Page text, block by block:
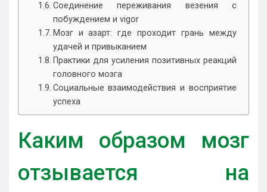
Соединение переживания везения с
побуждением и vigor
Мозг и азарт: где проходит грань между
удачей и привыканием
Практики для усиления позитивных реакций
головного мозга
Социальные взаимодействия и восприятие
успеха
Каким образом мозг
отзывается на